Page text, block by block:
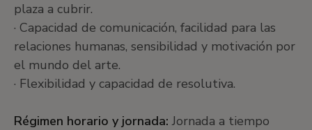
plaza a cubrir.
· Capacidad de comunicación, facilidad para las
relaciones humanas, sensibilidad y motivación por
el mundo del arte.
· Flexibilidad y capacidad de resolutiva.
Régimen horario y jornada: Jornada a tiempo